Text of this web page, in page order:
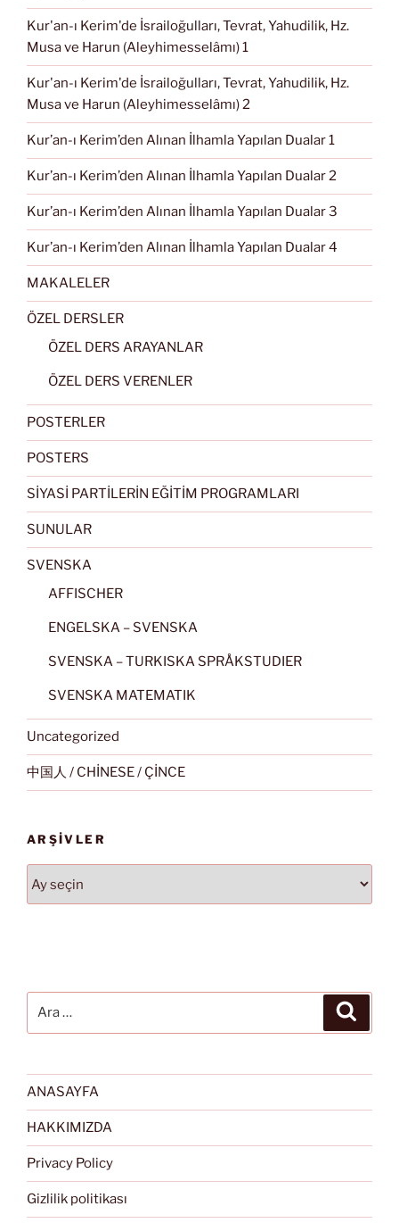
Kur'an-ı Kerim'de İsrailoğulları, Tevrat, Yahudilik, Hz.
Musa ve Harun (Aleyhimesselâmı) 1
Kur'an-ı Kerim'de İsrailoğulları, Tevrat, Yahudilik, Hz.
Musa ve Harun (Aleyhimesselâmı) 2
Kur’an-ı Kerim’den Alınan İlhamla Yapılan Dualar 1
Kur’an-ı Kerim’den Alınan İlhamla Yapılan Dualar 2
Kur’an-ı Kerim’den Alınan İlhamla Yapılan Dualar 3
Kur’an-ı Kerim’den Alınan İlhamla Yapılan Dualar 4
MAKALELER
ÖZEL DERSLER
ÖZEL DERS ARAYANLAR
ÖZEL DERS VERENLER
POSTERLER
POSTERS
SİYASİ PARTİLERİN EĞİTİM PROGRAMLARI
SUNULAR
SVENSKA
AFFISCHER
ENGELSKA – SVENSKA
SVENSKA – TURKISKA SPRÅKSTUDIER
SVENSKA MATEMATIK
Uncategorized
中国人 / CHİNESE / ÇİNCE
ARŞIVLER
ANASAYFA
HAKKIMIZDA
Privacy Policy
Gizlilik politikası